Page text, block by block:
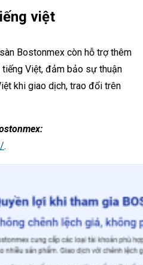
việt
Bostonmex còn hỗ trợ thêm
Việt, đảm bảo sự thuận
khi giao dịch, trao đổi trên
.